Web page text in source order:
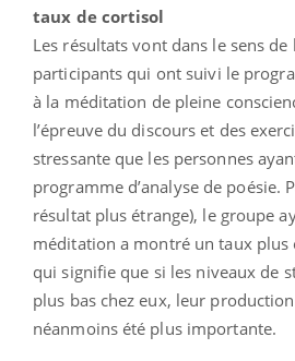
taux de cortisol
Les résultats vont dans le sens
participants qui ont suivi le
à la méditation de pleine
l’épreuve du discours et des
stressante que les personnes
programme d’analyse de poésie.
résultat plus étrange), le groupe
méditation a montré un taux plus
qui signifie que si les niveaux de
plus bas chez eux, leur
néanmoins été plus importante.